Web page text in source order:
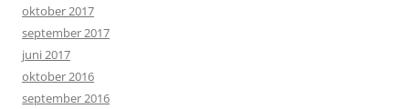
oktober 2017
september 2017
juni 2017
oktober 2016
september 2016